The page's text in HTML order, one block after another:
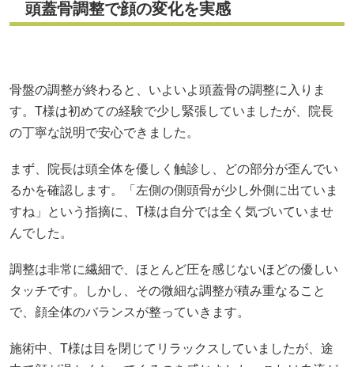
頭蓋骨調整で顔の変化を実感
骨盤の調整が終わると、いよいよ頭蓋骨の調整に入りま
す。T様は初めての経験で少し緊張していましたが、院長
の丁寧な説明で安心できました。
まず、院長は頭全体を優しく触診し、どの部分が歪んでい
るかを確認します。「左側の側頭骨が少し外側に出ていま
すね」という指摘に、T様は自分では全く気づいていませ
んでした。
調整は非常に繊細で、ほとんど圧を感じないほどの優しい
タッチです。しかし、その微細な調整が積み重なること
で、顔全体のバランスが整っていきます。
施術中、T様は目を閉じてリラックスしていましたが、途